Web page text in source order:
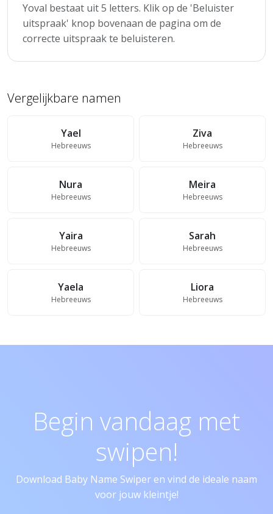
Yoval bestaat uit 5 letters. Klik op de 'Beluister
uitspraak' knop bovenaan de pagina om de
correcte uitspraak te beluisteren.
Vergelijkbare namen
Yael
Hebreeuws
Ziva
Hebreeuws
Nura
Hebreeuws
Meira
Hebreeuws
Yaira
Hebreeuws
Sarah
Hebreeuws
Yaela
Hebreeuws
Liora
Hebreeuws
Begin vandaag met
swipen!
Download Baby Name Swiper en vind de ideale naam
voor jouw kleintje!